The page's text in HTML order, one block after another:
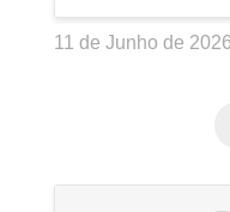
11 de Junho de 2026